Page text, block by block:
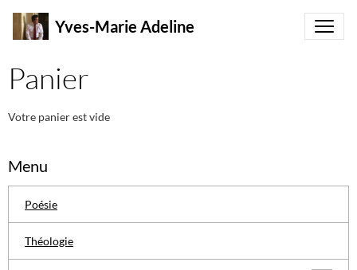
Yves-Marie Adeline
Panier
Votre panier est vide
Menu
Poésie
Théologie